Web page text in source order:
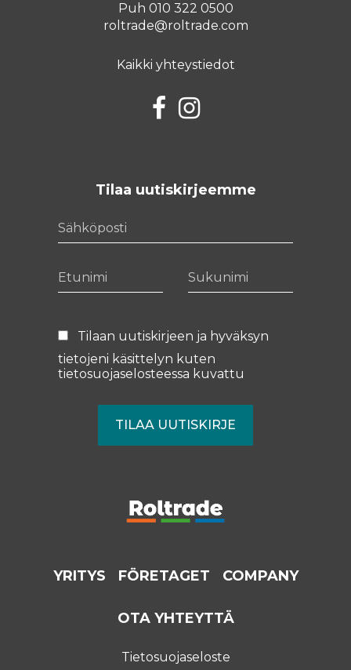
Puh 010 322 0500
roltrade@roltrade.com
Kaikki yhteystiedot
FacebookInstagram
Tilaa uutiskirjeemme
Tilaan uutiskirjeen ja hyväksyn
tietojeni käsittelyn kuten
tietosuojaselosteessa kuvattu
YRITYS FÖRETAGET COMPANY
OTA YHTEYTTÄ
Tietosuojaseloste